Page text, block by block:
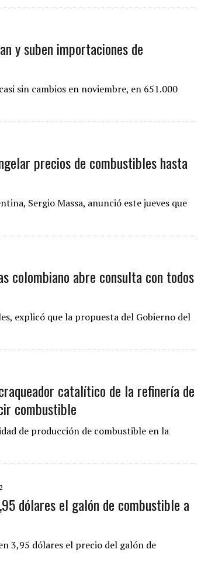
y suben importaciones de
sin cambios en noviembre, en 651.000
precios de combustibles hasta
Sergio Massa, anunció este jueves que
colombiano abre consulta con todos
explicó que la propuesta del Gobierno del
catalítico de la refinería de
combustible
de producción de combustible en la
dólares el galón de combustible a
3,95 dólares el precio del galón de